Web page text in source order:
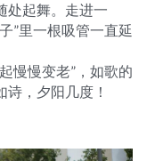
处起舞。走进一
”里一根吸管一直延
慢慢变老”，如歌的
，夕阳几度！